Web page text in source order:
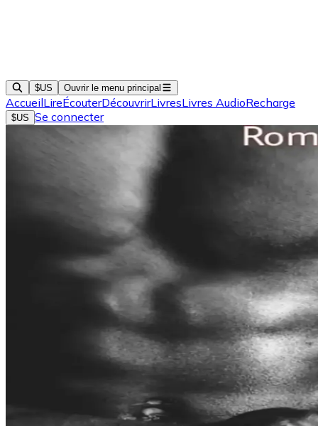
$US Ouvrir le menu principal
AccueilLireÉcouterDécouvrirLivresLivres AudioRecharge
$US Se connecter